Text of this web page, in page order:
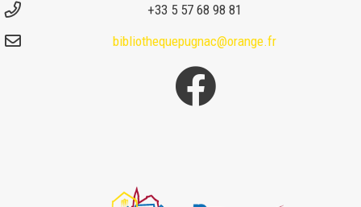
+33 5 57 68 98 81
bibliothequepugnac@orange.fr